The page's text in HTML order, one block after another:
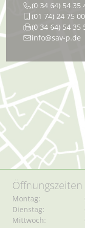
(0 34 64) 54 35
(01 74) 24 75
(0 34 64) 54 35
info@sav-p.de
Öffnungszeiten
Montag:
Dienstag:
Mittwoch: